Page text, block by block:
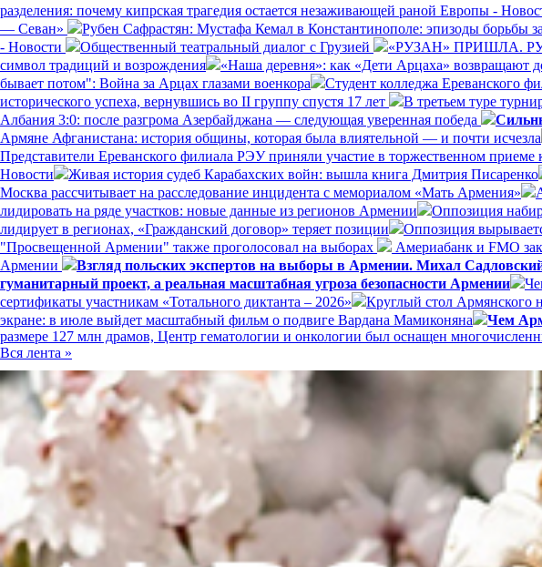
разделения: почему кипрская трагедия остается незаживающей раной Европы -
— Севан»
Рубен Сафрастян: Мустафа Кемал в Константинополе: эпизоды борьбы
- Новости
Общественный театральный диалог с Грузией «РУЗАН» ПРИШЛА.
символ традиций и возрождения
«Наша деревня»: как «Дети Арцаха» возвращают
бывает потом": Война за Арцах глазами военкора
Студент колледжа Ереванского
исторического успеха, вернувшись во II группу спустя 17 лет
В третьем туре
Албания 3:0: после разгрома Азербайджана — следующая уверенная победа
Армяне Афганистана: история общины, которая была влиятельной — и почти исчезла
Представители Ереванского филиала РЭУ приняли участие в торжественном
Новости
Живая история судеб Карабахских войн: вышла книга Дмитрия Писаренко
Москва рассчитывает на расследование инцидента с мемориалом «Мать Армения»
лидировать на ряде участков: новые данные из регионов Армении
Оппозиция
лидирует в регионах, «Гражданский договор» теряет позиции
Оппозиция
"Просвещенной Армении" также проголосовал на выборах
Америабанк и FMO
Армении
Взгляд польских экспертов на выборы в Армении. Михал
гуманитарный проект, а реальная масштабная угроза безопасности Армении
сертификаты участникам «Тотального диктанта – 2026»
Круглый стол Армянского
экране: в июле выйдет масштабный фильм о подвиге Вардана Мамиконяна
Чем
размере 127 млн драмов, Центр гематологии и онкологии был оснащен
Вся лента »